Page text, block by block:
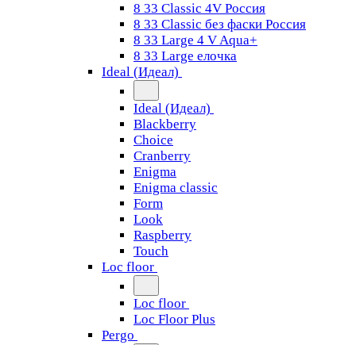
8 33 Classic 4V Россия
8 33 Classic без фаски Россия
8 33 Large 4 V Aqua+
8 33 Large елочка
Ideal (Идеал)
Ideal (Идеал)
Blackberry
Choice
Cranberry
Enigma
Enigma classic
Form
Look
Raspberry
Touch
Loc floor
Loc floor
Loc Floor Plus
Pergo